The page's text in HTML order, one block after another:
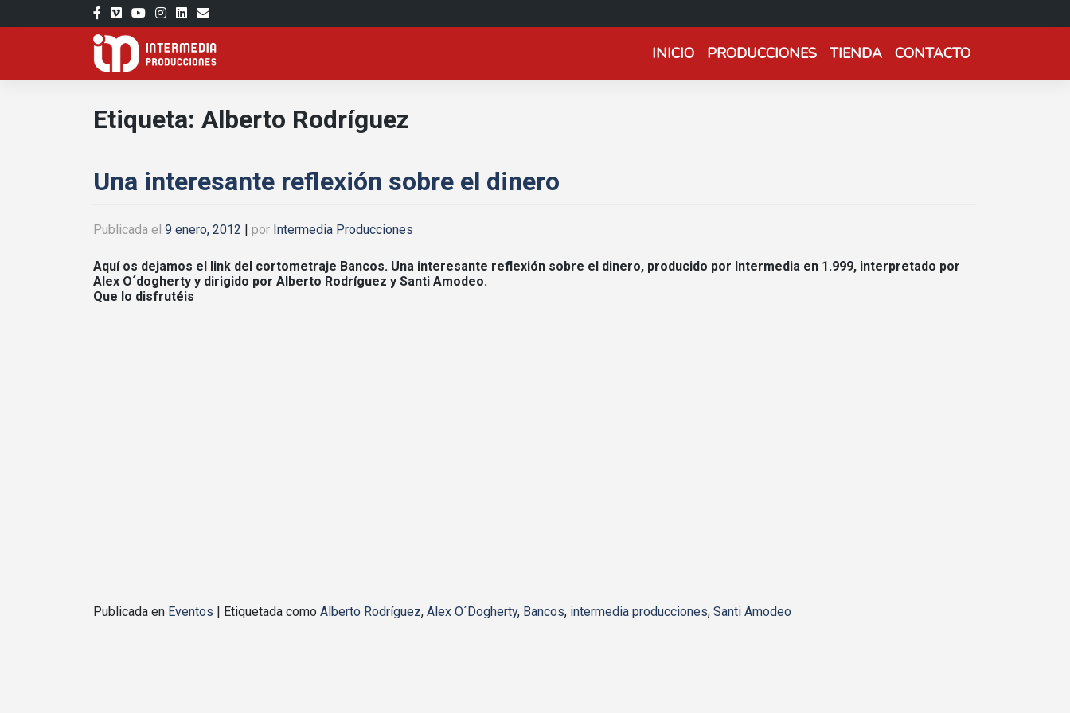
al
INICIO PRODUCCIONES TIENDA CONTACTO
Etiqueta: Alberto Rodríguez
Una interesante reflexión sobre el dinero
Publicada el 9 enero, 2012 por Intermedia Producciones
Aquí os dejamos el link del cortometraje Bancos. Una interesante reflexión sobre el dinero, producido por Intermedia en 1.999, interpretado por
Alex O´dogherty y dirigido por Alberto Rodríguez y Santi Amodeo.
Que lo disfrutéis
Publicada en Eventos | Etiquetada como Alberto Rodríguez, Alex O´Dogherty, Bancos, intermedia producciones, Santi Amodeo